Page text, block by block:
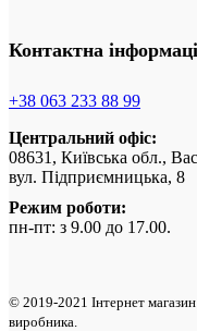
Контактна
+38 063 233 88 99
Центральний офіс:
08631, Київська обл.,
вул. Підприємницька, 8
Режим роботи:
пн-пт: з 9.00 до 17.00.
© 2019-2021 Інтернет
виробникa.